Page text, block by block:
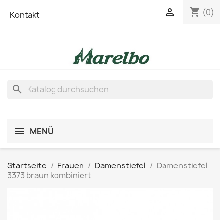
Kontakt shopping_cart (0)

search
MENÜ
Startseite Frauen Damenstiefel
Damenstiefel
3373 braun kombiniert